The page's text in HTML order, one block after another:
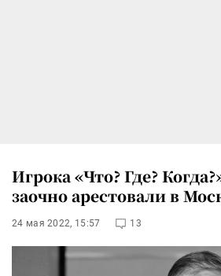
Игрока «Что? Где?
заочно арестовали в
24 мая 2022, 15:57 13